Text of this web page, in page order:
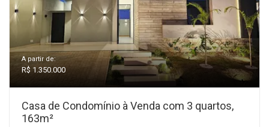
A partir de:
R$ 1.350.000
Casa de Condomínio à Venda com 3 quartos,
163m²